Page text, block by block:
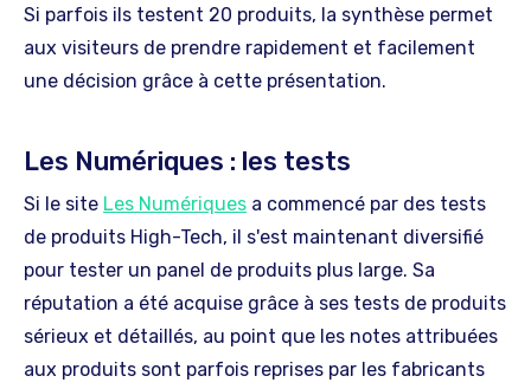
Si parfois ils testent 20 produits, la synthèse permet
aux visiteurs de prendre rapidement et facilement
une décision grâce à cette présentation.
Les Numériques : les tests
Si le site Les Numériques a commencé par des tests
de produits High-Tech, il s'est maintenant diversifié
pour tester un panel de produits plus large. Sa
réputation a été acquise grâce à ses tests de produits
sérieux et détaillés, au point que les notes attribuées
aux produits sont parfois reprises par les fabricants